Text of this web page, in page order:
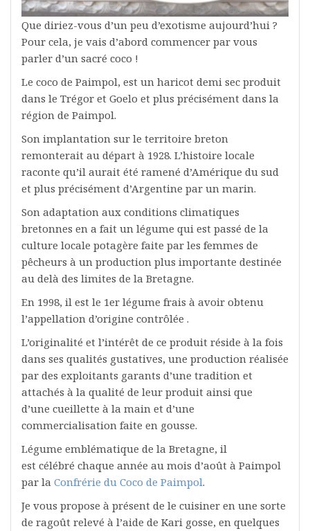
Que diriez-vous d’un peu d’exotisme aujourd’hui ?
Pour cela, je vais d’abord commencer par vous
parler d’un sacré coco !
Le coco de Paimpol, est un haricot demi sec produit
dans le Trégor et Goelo et plus précisément dans la
région de Paimpol.
Son implantation sur le territoire breton
remonterait au départ à 1928. L’histoire locale
raconte qu’il aurait été ramené d’Amérique du sud
et plus précisément d’Argentine par un marin.
Son adaptation aux conditions climatiques
bretonnes en a fait un légume qui est passé de la
culture locale potagère faite par les femmes de
pêcheurs à un production plus importante destinée
au delà des limites de la Bretagne.
En 1998, il est le 1er légume frais à avoir obtenu
l’appellation d’origine contrôlée .
L’originalité et l’intérêt de ce produit réside à la fois
dans ses qualités gustatives, une production réalisée
par des exploitants garants d’une tradition et
attachés à la qualité de leur produit ainsi que
d’une cueillette à la main et d’une
commercialisation faite en gousse.
Légume emblématique de la Bretagne, il
est célébré chaque année au mois d’août à Paimpol
par la Confrérie du Coco de Paimpol.
Je vous propose à présent de le cuisiner en une sorte
de ragoût relevé à l’aide de Kari gosse, en quelques